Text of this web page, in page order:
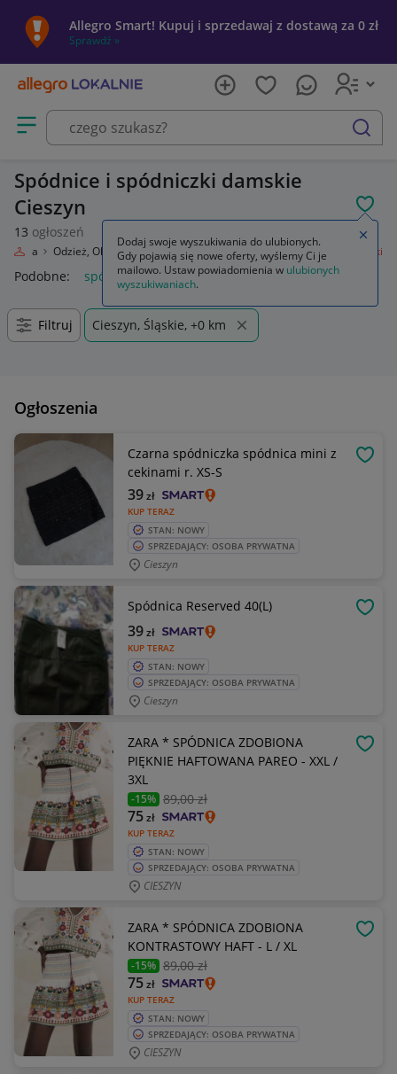
Allegro Smart! Kupuj i sprzedawaj z dostawą za 0 zł
Sprawdź »
Otwórz menu z kategoriami
szukaj
Spódnice i spódniczki damskie
Cieszyn
13 ogłoszeń
Moda Odzież, Obuwie, Dodatki Odzież damska Spódnice i spódniczki
Podobne: spódnice i spódniczki
Filtruj Cieszyn, Śląskie, +0 km
Ogłoszenia
Czarna spódniczka spódnica mini z
cekinami r. XS-S
KUP TERAZ
39zł
STAN: NOWY
SPRZEDAJĄCY: OSOBA PRYWATNA
Cieszyn
Spódnica Reserved 40(L)
KUP TERAZ
39zł
STAN: NOWY
SPRZEDAJĄCY: OSOBA PRYWATNA
Cieszyn
ZARA * SPÓDNICA ZDOBIONA
PIĘKNIE HAFTOWANA PAREO - XXL /
3XL
-15% 89,00 zł
KUP TERAZ
75zł
STAN: NOWY
SPRZEDAJĄCY: OSOBA PRYWATNA
CIESZYN
ZARA * SPÓDNICA ZDOBIONA
KONTRASTOWY HAFT - L / XL
-15% 89,00 zł
KUP TERAZ
75zł
STAN: NOWY
SPRZEDAJĄCY: OSOBA PRYWATNA
CIESZYN
Dodaj swoje wyszukiwania do ulubionych.
Gdy pojawią się nowe oferty, wyślemy Ci je
mailowo. Ustaw powiadomienia w ulubionych
wyszukiwaniach.